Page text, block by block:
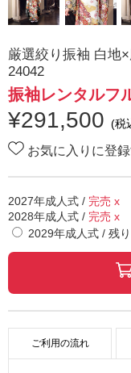
厳選絞り振袖 白地
24042
振袖レンタルフ
¥291,500 (税
お気に入りに登
2027年成人式 / 完売 x
2028年成人式 / 完売 x
2029年成人式 / 残り
ご利用の流れ